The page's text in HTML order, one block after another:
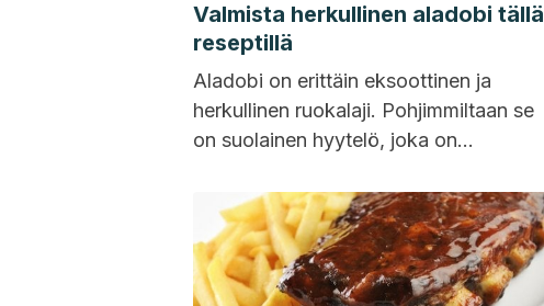
Valmista herkullinen aladobi tällä
reseptillä
Aladobi on erittäin eksoottinen ja
herkullinen ruokalaji. Pohjimmiltaan se
on suolainen hyytelö, joka on
luuliemestä. Vaikka se...